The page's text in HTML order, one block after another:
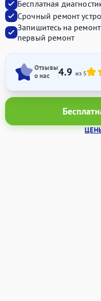
Бесплатная
Срочный ремонт
Запишитесь на
первый ремонт
Отзывы
о нас
4.9 из 5